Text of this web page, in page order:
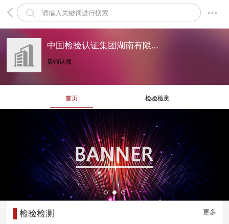
中国检验认证集团湖南有限公司
店铺认领
首页 检验检测
检验检测 更多